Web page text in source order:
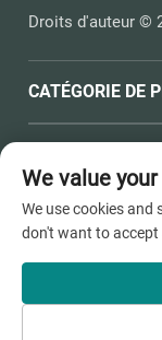
Droits d'auteur ©
CATÉGORIE DE
COORDONNÉES
Office add : N°
de Dushangang,
E-mail :[email
+86-
We value
We use cookies and
don't want to accept